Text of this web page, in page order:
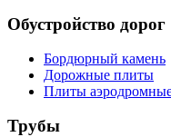
Обустройство дорог
Бордюрный камень
Дорожные плиты
Плиты
Трубы